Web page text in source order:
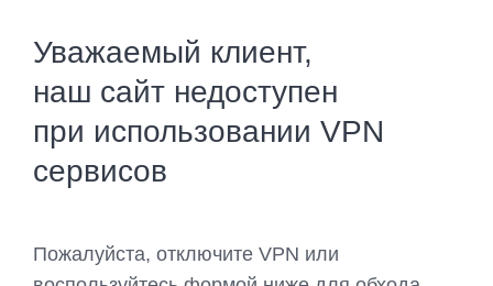
Уважаемый клиент,
наш сайт недоступен
при использовании VPN
сервисов
Пожалуйста, отключите VPN или